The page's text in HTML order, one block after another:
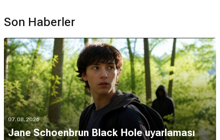
Son Haberler
07.08.2026
Jane Schoenbrun Black Hole uyarlaması